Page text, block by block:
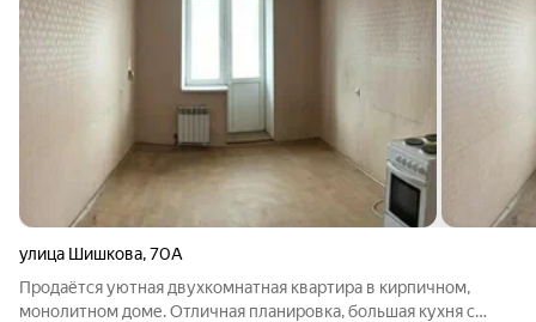
улица Шишкова,70А
Продаётся уютная двухкомнатная квартира в кирпичном,
монолитном доме. Отличная планировка, большая кухня с